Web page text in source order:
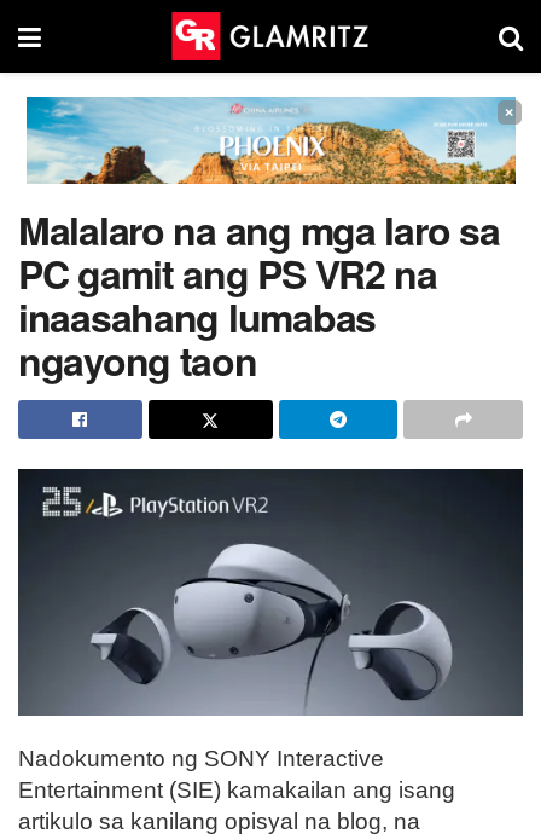
×
Malalaro na ang mga laro sa
PC gamit ang PS VR2 na
inaasahang lumabas
ngayong taon
Nadokumento ng SONY Interactive
Entertainment (SIE) kamakailan ang isang
artikulo sa kanilang opisyal na blog, na